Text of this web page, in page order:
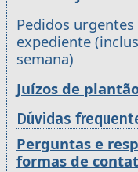
Pedidos
expediente
semana)
Juízos de
Dúvidas
Perguntas e
formas de